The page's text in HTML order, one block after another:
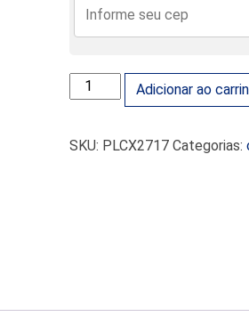
COXIM MOTORAdicionar ao
SKU: PLCX2717 Categorias: